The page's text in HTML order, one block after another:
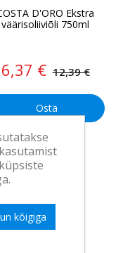
D'ORO Ekstra
väärisoliiviõli 750ml
6,37 € 12,39 €
Osta
kõigiga